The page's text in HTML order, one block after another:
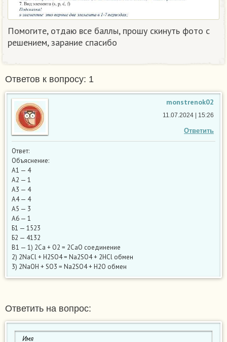
Помогите, отдаю все баллы, прошу скинуть фото с
решением, зарание спасибо
Ответов к вопросу: 1
monstrenok02
Ответить
11.07.2024 | 15:26
Ответ:
Объяснение:
А1 — 4
А2 — 1
А3 — 4
А4 — 4
А5 — 3
А6 — 1
Б1 — 1523
Б2 — 4132
В1 — 1) 2Ca + O2 = 2CaO соединение
2) 2NaCl + H2SO4 = Na2SO4 + 2HCl обмен
3) 2NaOH + SO3 = Na2SO4 + H2O обмен
Ответить на вопрос: